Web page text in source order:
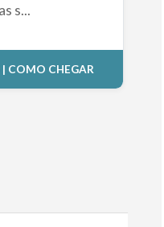
s...
COMO CHEGAR